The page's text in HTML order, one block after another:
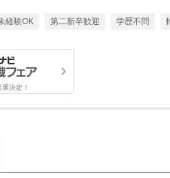
経験OK 第二新卒歓迎 学歴不問
展決定！